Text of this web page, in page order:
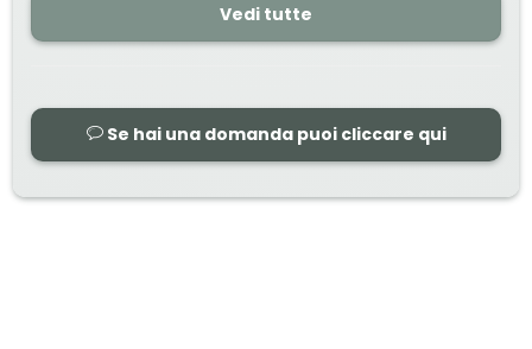
Vedi tutte
Se hai una domanda puoi cliccare qui